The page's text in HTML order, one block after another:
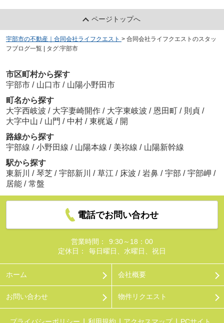
ページトップへ
宇部市の不動産｜合同会社ライフクエスト > 合同会社ライフクエストのスタッ
フブログ一覧 | タグ:宇部市
市区町村から探す
宇部市 / 山口市 / 山陽小野田市
町名から探す
大字西岐波 / 大字妻崎開作 / 大字東岐波 / 恩田町 / 則貞 /
大字中山 / 山門 / 中村 / 東梶返 / 開
路線から探す
宇部線 / 小野田線 / 山陽本線 / 美祢線 / 山陽新幹線
駅から探す
東新川
/ 琴芝 / 宇部新川 / 草江 / 床波 / 岩鼻 / 宇部 / 宇部岬 /
居能 / 常盤
電話でお問い合わせ
営業時間：
9:30～18：00
定休日：
毎日曜日、水曜日、祝日
ホーム 会社概要
お問い合わせ 物件リクエスト